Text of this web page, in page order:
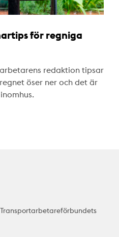
för regniga
redaktion tipsar
öser ner och det är